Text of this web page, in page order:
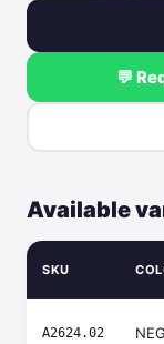
💬
Available
SKU
A2624.02